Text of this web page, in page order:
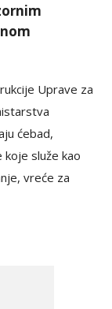
Uprave za
ćebad,
koje služe kao
vreće za